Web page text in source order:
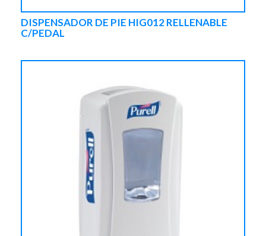
DISPENSADOR DE PIE HIG012 RELLENABLE
C/PEDAL